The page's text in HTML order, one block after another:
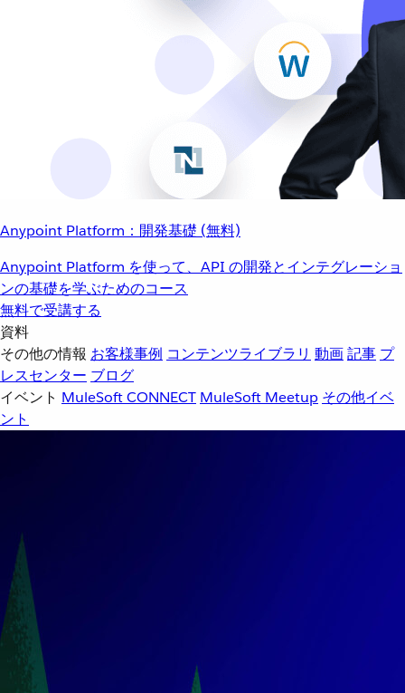
Anypoint Platform：開発基礎 (無料)
Anypoint Platform を使って、API の開発とインテグレーショ
ンの基礎を学ぶためのコース
無料で受講する
資料
その他の情報 お客様事例 コンテンツライブラリ 動画記事 プ
レスセンター ブログ
イベント MuleSoft CONNECT MuleSoft Meetup その他イベ
ント